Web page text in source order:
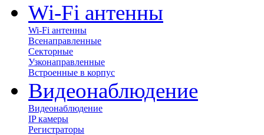
Wi-Fi антенны
Wi-Fi антенны
Всенаправленные
Секторные
Узконаправленные
Встроенные в корпус
Видеонаблюдение
Видеонаблюдение
IP камеры
Регистраторы